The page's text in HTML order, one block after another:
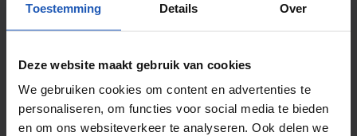
Toestemming Details Over
Deze website maakt gebruik van cookies
We gebruiken cookies om content en advertenties te
personaliseren, om functies voor social media te bieden
en om ons websiteverkeer te analyseren. Ook delen we
0103631240
KRS : 17126382
Pobierz dane
bankowe